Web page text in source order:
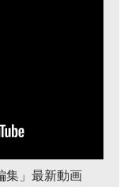
集」最新動画